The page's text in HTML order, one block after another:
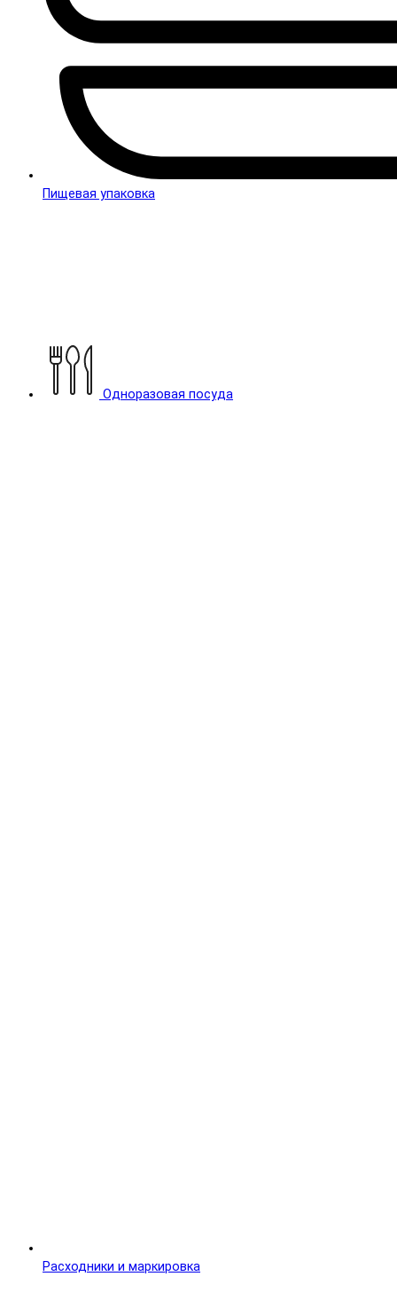
Пищевая упаковка
Одноразовая посуда
Расходники и маркировка